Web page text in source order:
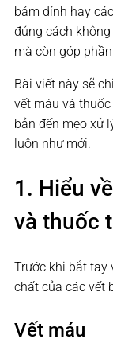
bám dính hay
đúng cách
mà còn góp
Bài viết này sẽ
vết máu và
bản đến mẹo xử
luôn như mới.
1. Hiểu
và thuốc
Trước khi bắt tay
chất của các vết
Vết máu